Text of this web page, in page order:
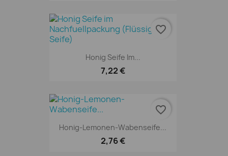
Honig Seife Im...
7,22 €
favorite_border
Honig-Lemonen-Wabenseife...
2,76 €
favorite_border